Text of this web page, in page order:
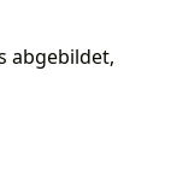
abgebildet,